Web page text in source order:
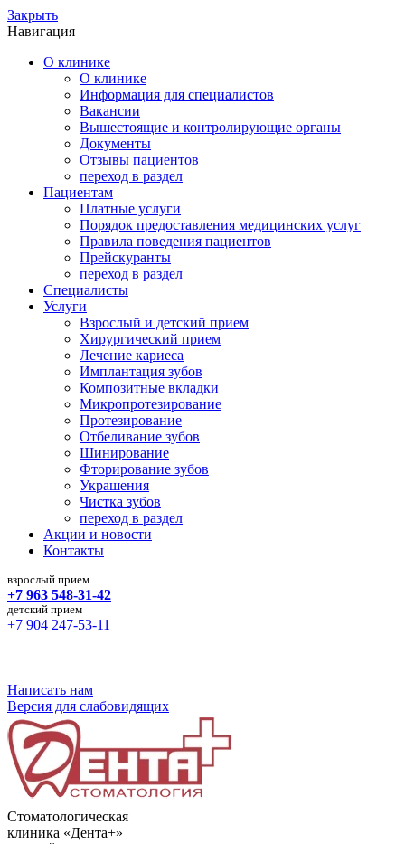
Закрыть
Навигация
О клинике
О клинике
Информация для специалистов
Вакансии
Вышестоящие и контролирующие органы
Документы
Отзывы пациентов
переход в раздел
Пациентам
Платные услуги
Порядок предоставления медицинских услуг
Правила поведения пациентов
Прейскуранты
переход в раздел
Специалисты
Услуги
Взрослый и детский прием
Хирургический прием
Лечение кариеса
Имплантация зубов
Композитные вкладки
Микропротезирование
Протезирование
Отбеливание зубов
Шинирование
Фторирование зубов
Украшения
Чистка зубов
переход в раздел
Акции и новости
Контакты
взрослый прием
+7 963 548-31-42
детский прием
+7 904 247-53-11
Написать нам
Версия для слабовидящих
Стоматологическая
клиника «Дента+»